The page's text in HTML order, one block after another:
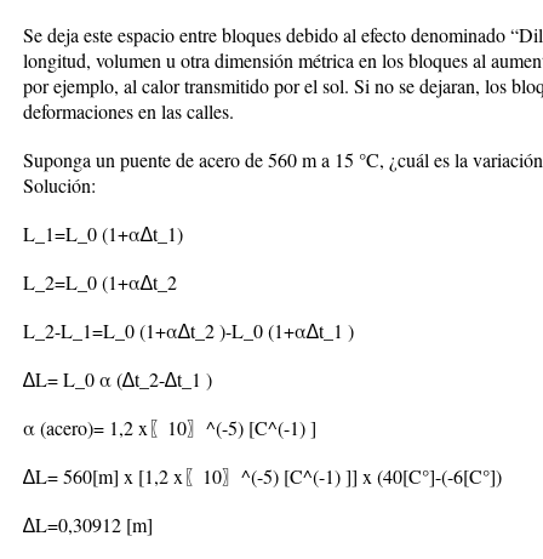
Se deja este espacio entre bloques debido al efecto denominado
longitud, volumen u otra dimensión métrica en los bloques al
por ejemplo, al calor transmitido por el sol. Si no se dejaran, los
deformaciones en las calles.
Suponga un puente de acero de 560 m a 15 °C, ¿cuál es la
Solución:
L_1=L_0 (1+α∆t_1)
L_2=L_0 (1+α∆t_2
L_2-L_1=L_0 (1+α∆t_2 )-L_0 (1+α∆t_1 )
∆L= L_0 α (∆t_2-∆t_1 )
α (acero)= 1,2 x〖10〗^(-5) [C^(-1) ]
∆L= 560[m] x [1,2 x〖10〗^(-5) [C^(-1) ]] x (40[C°]-(-6[C°])
∆L=0,30912 [m]